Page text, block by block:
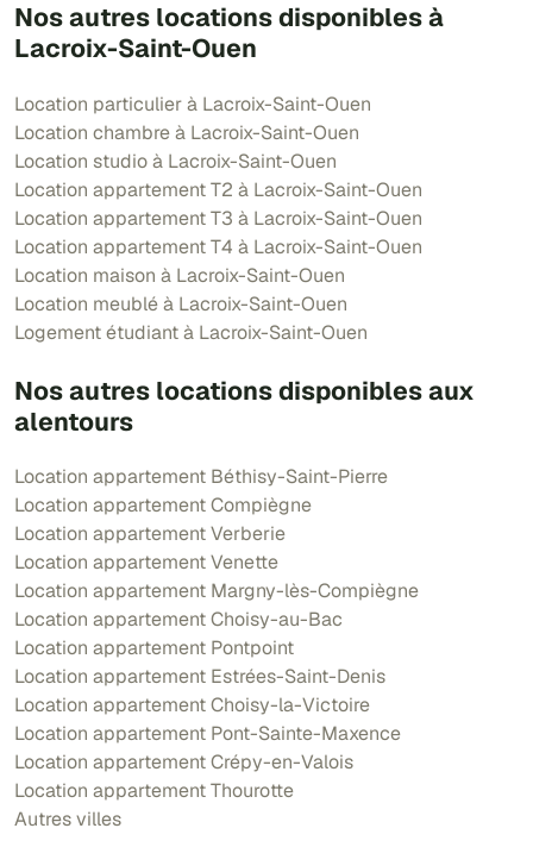
Nos autres locations disponibles à
Lacroix-Saint-Ouen
Location particulier à Lacroix-Saint-Ouen
Location chambre à Lacroix-Saint-Ouen
Location studio à Lacroix-Saint-Ouen
Location appartement T2 à Lacroix-Saint-Ouen
Location appartement T3 à Lacroix-Saint-Ouen
Location appartement T4 à Lacroix-Saint-Ouen
Location maison à Lacroix-Saint-Ouen
Location meublé à Lacroix-Saint-Ouen
Logement étudiant à Lacroix-Saint-Ouen
Nos autres locations disponibles aux
alentours
Location appartement Béthisy-Saint-Pierre
Location appartement Compiègne
Location appartement Verberie
Location appartement Venette
Location appartement Margny-lès-Compiègne
Location appartement Choisy-au-Bac
Location appartement Pontpoint
Location appartement Estrées-Saint-Denis
Location appartement Choisy-la-Victoire
Location appartement Pont-Sainte-Maxence
Location appartement Crépy-en-Valois
Location appartement Thourotte
Autres villes